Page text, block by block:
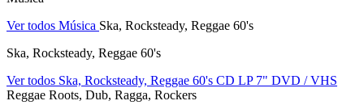
Ver todos Música Ska, Rocksteady, Reggae 60's
Ska, Rocksteady, Reggae 60's
Ver todos Ska, Rocksteady, Reggae 60's CD LP 7" DVD / VHS
Reggae Roots, Dub, Ragga, Rockers